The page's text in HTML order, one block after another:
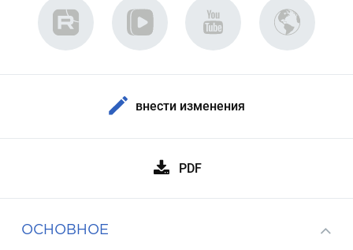
внести изменения
PDF
ОСНОВНОЕ